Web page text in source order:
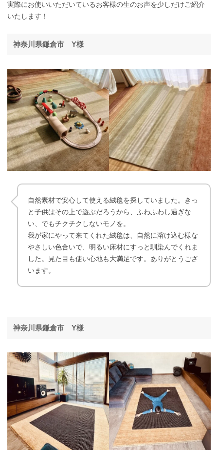
実際にお使いいただいているお客様の生のお声を少しだけご紹介
いたします！
神奈川県鎌倉市 Y様
自然素材で安心して使える絨毯を探していました。きっ
と子供はその上で遊ぶだろうから、ふわふわし過ぎな
い、でもチクチクしないモノを。
我が家にやって来てくれた絨毯は、自然に溶け込む様な
やさしい色合いで、明るい床材にすっと馴染んでくれま
した。見た目も使い心地も大満足です。ありがとうござ
います。
神奈川県鎌倉市 Y様